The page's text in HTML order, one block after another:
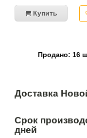
Купить
Продано: 16
Доставка
Срок
дней